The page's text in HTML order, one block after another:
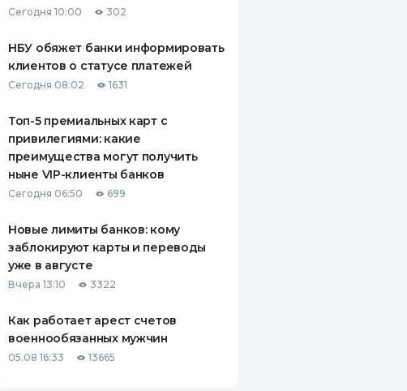
СТРАХОВАНИЮ
ВСЕ СТРАХОВЫЕ ПОЛИСЫ
ОТЗЫВЫ О СТРАХОВЫХ
КОМПАНИЯХ
Сегодня 10:00 302
НБУ обяжет банки информировать
клиентов о статусе платежей
Сегодня 08:02 1631
Топ-5 премиальных карт с
привилегиями: какие
преимущества могут получить
ныне VIP-клиенты банков
Сегодня 06:50 699
Новые лимиты банков: кому
заблокируют карты и переводы
уже в августе
Вчера 13:10 3322
Как работает арест счетов
военнообязанных мужчин
05.08 16:33 13665